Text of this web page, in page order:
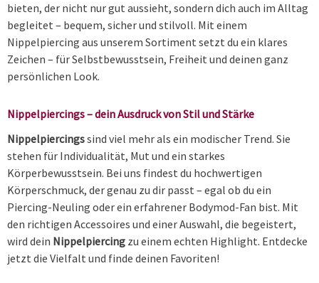
bieten, der nicht nur gut aussieht, sondern dich auch im Alltag
begleitet – bequem, sicher und stilvoll. Mit einem
Nippelpiercing aus unserem Sortiment setzt du ein klares
Zeichen – für Selbstbewusstsein, Freiheit und deinen ganz
persönlichen Look.
Nippelpiercings – dein Ausdruck von Stil und Stärke
Nippelpiercingssind viel mehr als ein modischer Trend. Sie
stehen für Individualität, Mut und ein starkes
Körperbewusstsein. Bei uns findest du hochwertigen
Körperschmuck, der genau zu dir passt – egal ob du ein
Piercing-Neuling oder ein erfahrener Bodymod-Fan bist. Mit
den richtigen Accessoires und einer Auswahl, die begeistert,
wird dein Nippelpiercing zu einem echten Highlight. Entdecke
jetzt die Vielfalt und finde deinen Favoriten!